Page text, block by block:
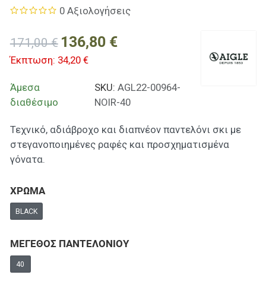
0 Αξιολογήσεις
171,00 € 136,80 €
Έκπτωση: 34,20 €
Άμεσα
διαθέσιμο
SKU: AGL22-00964-
NOIR-40
Τεχνικό, αδιάβροχο και διαπνέον παντελόνι σκι με
στεγανοποιημένες ραφές και προσχηματισμένα
γόνατα.
ΧΡΩΜΑ
BLACK
ΜΕΓΕΘΟΣ ΠΑΝΤΕΛΟΝΙΟΥ
40